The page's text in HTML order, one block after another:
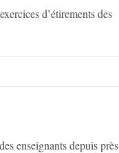
d’étirements des
enseignants depuis près